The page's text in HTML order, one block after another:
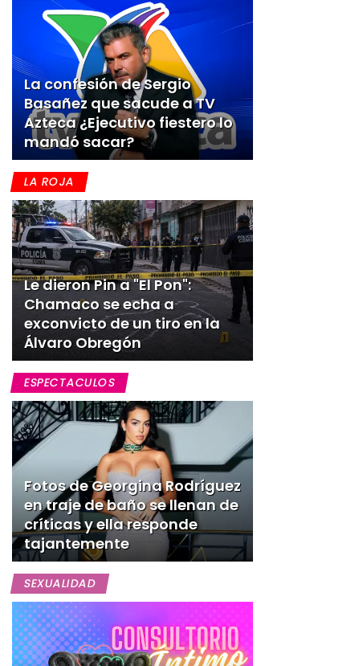
La confesión de Sergio
Basañez que sacude a TV
Azteca ¿Ejecutivo fiestero lo
mandó sacar?
LA ROJA
Le dieron Pin a "El Pon":
Chamaco se echa a
exconvicto de un tiro en la
Álvaro Obregón
ESPECTACULOS
Fotos de Georgina Rodríguez
en traje de baño se llenan de
críticas y ella responde
tajantemente
SEXUALIDAD